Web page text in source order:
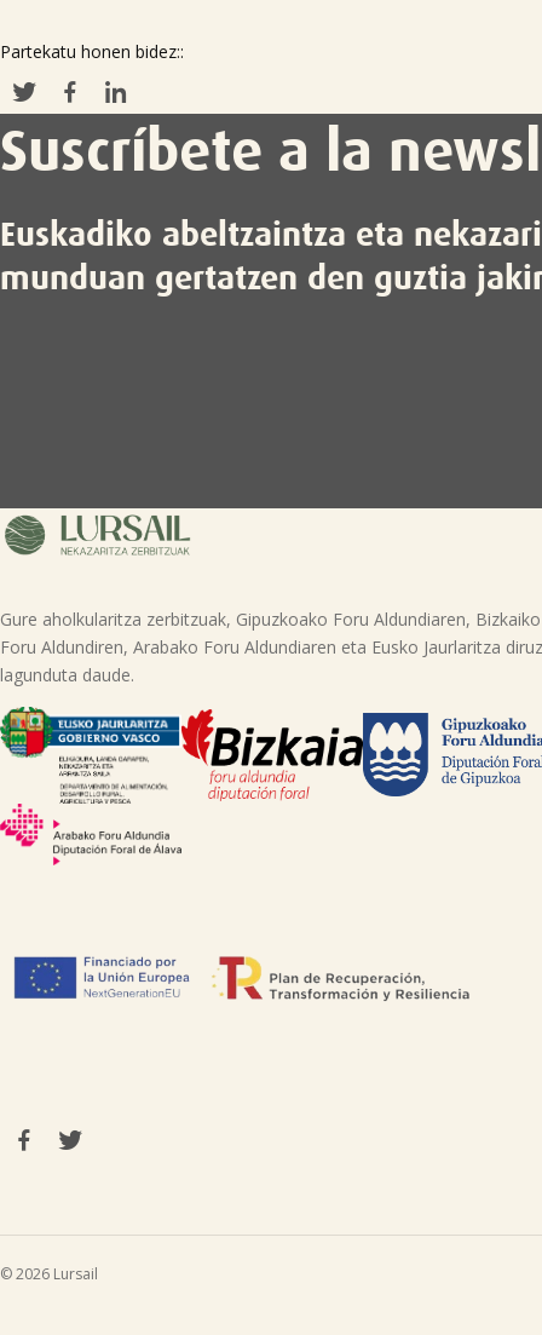
Partekatu honen bidez::
Suscríbete a la
Euskadiko abeltzaintza eta
munduan gertatzen den guztia
Gure aholkularitza zerbitzuak, Gipuzkoako Foru Aldundiaren, Bizkaiko
Foru Aldundiren, Arabako Foru Aldundiaren eta Eusko Jaurlaritza
lagunduta daude.
© 2026 Lursail